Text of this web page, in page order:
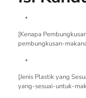
[Kenapa
pembungkusan-
[Jenis Plastik yang
yang-sesuai-untuk-